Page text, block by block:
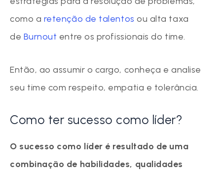
como a retenção de talentos ou alta taxa
de Burnout entre os profissionais do time.
Então, ao assumir o cargo, conheça e analise
seu time com respeito, empatia e tolerância.
Como ter sucesso como líder?
O sucesso como líder é resultado de uma
combinação de habilidades, qualidades